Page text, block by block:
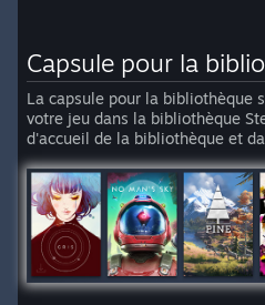
Capsule pour la
La capsule pour la bibliothèque
votre jeu dans la bibliothèque
d'accueil de la bibliothèque et